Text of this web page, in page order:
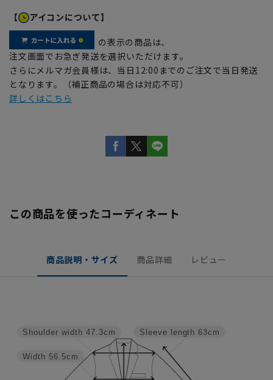
【 アイコンについて】
の表示の商品は、
注文画面でお急ぎ発送を選択いただけます。
さらにメルマガ会員様は、当日12:00までのご注文で当日発送
となります。（補正商品の場合は対応不可）
詳しくはこちら
この商品を使ったコーディネート
商品説明・サイズ 商品詳細 レビュー
Sleeve length 63cm
Width 56.5cm
Shoulder width 47.3cm